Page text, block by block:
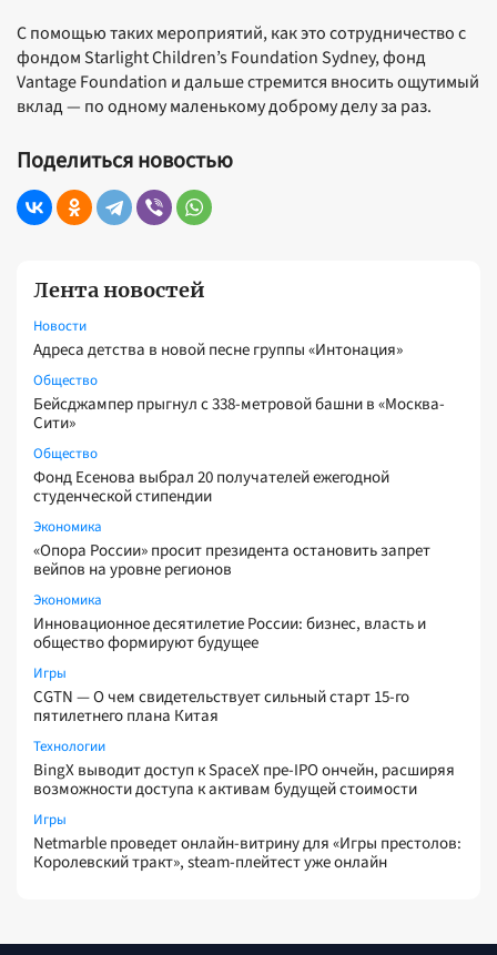
Лента новостей
Новости
Адреса детства в новой песне группы «Интонация»
Общество
Бейсджампер прыгнул с 338-метровой башни в «Москва-
Сити»
Общество
Фонд Есенова выбрал 20 получателей ежегодной
студенческой стипендии
Экономика
«Опора России» просит президента остановить запрет
вейпов на уровне регионов
Экономика
Инновационное десятилетие России: бизнес, власть и
общество формируют будущее
Игры
CGTN — О чем свидетельствует сильный старт 15-го
пятилетнего плана Китая
Технологии
BingX выводит доступ к SpaceX пре-IPO ончейн, расширяя
возможности доступа к активам будущей стоимости
Игры
Netmarble проведет онлайн-витрину для «Игры престолов:
Королевский тракт», steam-плейтест уже онлайн
С помощью таких мероприятий, как это сотрудничество с
фондом Starlight Children’s Foundation Sydney, фонд
Vantage Foundation и дальше стремится вносить ощутимый
вклад — по одному маленькому доброму делу за раз.
Поделиться новостью